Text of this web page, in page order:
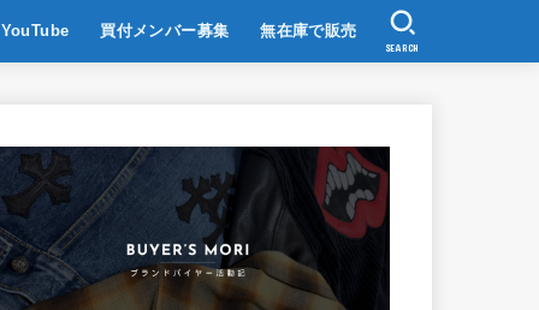
YouTube 買付メンバー募集 無在庫で販売
SEARCH